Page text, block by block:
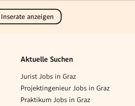
anzeigen
Aktuelle Suchen
Jurist Jobs in Graz
Projektingenieur Jobs in Graz
Praktikum Jobs in Graz